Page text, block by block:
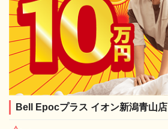
Bell Epocプラス イオン新潟青山店